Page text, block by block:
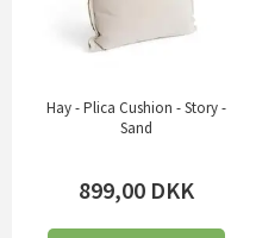
Hay - Plica Cushion - Story -
Sand
899,00 DKK